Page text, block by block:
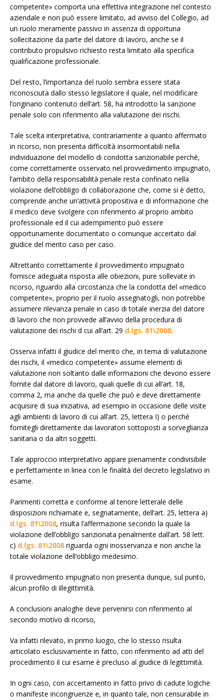
competente» comporta una effettiva integrazione nel contesto
aziendale e non può essere limitato, ad avviso del Collegio, ad
un ruolo meramente passivo in assenza di opportuna
sollecitazione da parte del datore di lavoro, anche se il
contributo propulsivo richiesto resta limitato alla specifica
qualificazione professionale.
Del resto, l’importanza del ruolo sembra essere stata
riconosciuta dallo stesso legislatore il quale, nel modificare
l’originario contenuto dell’art. 58, ha introdotto la sanzione
penale solo con riferimento alla valutazione dei rischi.
Tale scelta interpretativa, contrariamente a quanto affermato
in ricorso, non presenta difficoltà insormontabili nella
individuazione del modello di condotta sanzionabile perché,
come correttamente osservato nel provvedimento impugnato,
l’ambito della responsabilità penale resta confinato nella
violazione dell’obbligo di collaborazione che, come si è detto,
comprende anche un’attività propositiva e di informazione che
il medico deve svolgere con riferimento al proprio ambito
professionale ed il cui adempimento può essere
opportunamente documentato o comunque accertato dal
giudice del merito caso per caso.
Altrettanto correttamente il provvedimento impugnato
fornisce adeguata risposta alle obiezioni, pure sollevate in
ricorso, riguardo alla circostanza che la condotta del «medico
competente», proprio per il ruolo assegnatogli, non potrebbe
assumere rilevanza penale in caso di totale inerzia del datore
di lavoro che non provvede all’avvio della procedura di
valutazione dei rischi d cui all’art. 29 d.lgs. 81\2008.
Osserva infatti il giudice del merito che, in tema di valutazione
dei rischi, il «medico competente» assume elementi di
valutazione non soltanto dalle informazioni che devono essere
fornite dal datore di lavoro, quali quelle di cui all’art. 18,
comma 2, ma anche da quelle che può e deve direttamente
acquisire di sua iniziativa, ad esempio in occasione delle visite
agli ambienti di lavoro di cui all’art. 25, lettera I) o perché
fornitegli direttamente dai lavoratori sottoposti a sorveglianza
sanitaria o da altri soggetti.
Tale approccio interpretativo appare pienamente condivisibile
e perfettamente in linea con le finalità del decreto legislativo in
esame.
Parimenti corretta e conforme al tenore letterale delle
disposizioni richiamate e, segnatamente, dell’art. 25, lettera a)
d.lgs. 81\2008, risulta l’affermazione secondo la quale la
violazione dell’obbligo sanzionata penalmente dall’art. 58 lett.
c) d.lgs. 81\2008 riguarda ogni inosservanza e non anche la
totale violazione dell’obbligo medesimo.
Il provvedimento impugnato non presenta dunque, sul punto,
alcun profilo di illegittimità.
A conclusioni analoghe deve pervenirsi con riferimento al
secondo motivo di ricorso,
Va infatti rilevato, in primo luogo, che lo stesso risulta
articolato esclusivamente in fatto, con riferimento ad atti del
procedimento il cui esame è precluso al giudice di legittimità.
In ogni caso, con accertamento in fatto privo di cadute logiche
o manifeste incongruenze e, in quanto tale, non censurabile in